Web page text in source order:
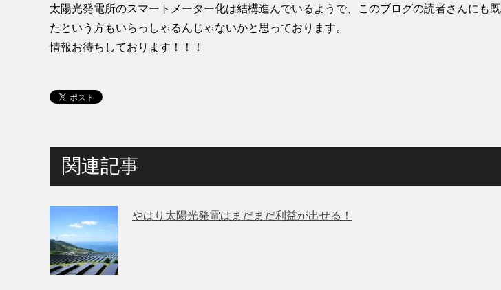
太陽光発電所のスマートメーター化は結構進んでいるようで、このブログの読者さんにも
たという方もいらっしゃるんじゃないかと思っております。
情報お待ちしております！！！
関連記事
やはり太陽光発電はまだまだ利益が出せる！